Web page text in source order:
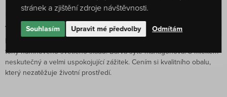
Jiří Vala
Fantastický čaj s podmanivou nasládlou vůní, plným tělem a chutí s
tóny humnového světlého sladu. Barva sytě mahagonová. S mlékem
neskutečný a velmi uspokojující zážitek. Cením si kvalitního obalu,
který nezatěžuje životní prostředí.
stránek a zjištění zdroje návštěvnosti.
Souhlasím Upravit mé předvolby Odmítám